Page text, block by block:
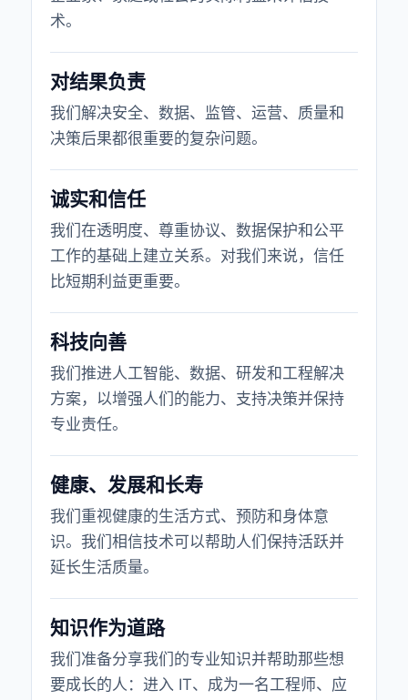
术。
对结果负责
我们解决安全、数据、监管、运营、质量和
决策后果都很重要的复杂问题。
诚实和信任
我们在透明度、尊重协议、数据保护和公平
工作的基础上建立关系。对我们来说，信任
比短期利益更重要。
科技向善
我们推进人工智能、数据、研发和工程解决
方案，以增强人们的能力、支持决策并保持
专业责任。
健康、发展和长寿
我们重视健康的生活方式、预防和身体意
识。我们相信技术可以帮助人们保持活跃并
延长生活质量。
知识作为道路
我们准备分享我们的专业知识并帮助那些想
要成长的人：进入 IT、成为一名工程师、应